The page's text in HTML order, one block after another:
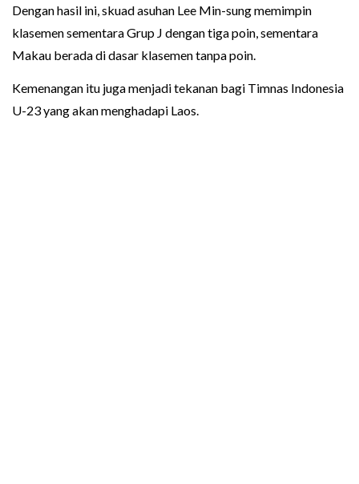
Dengan hasil ini, skuad asuhan Lee Min-sung memimpin
klasemen sementara Grup J dengan tiga poin, sementara
Makau berada di dasar klasemen tanpa poin.
Kemenangan itu juga menjadi tekanan bagi Timnas Indonesia
U-23 yang akan menghadapi Laos.